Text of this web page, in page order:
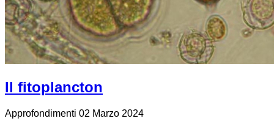
Il fitoplancton
Approfondimenti 02 Marzo 2024